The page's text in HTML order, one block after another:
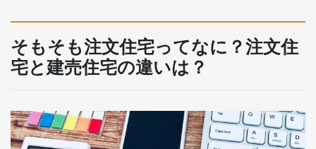
そもそも注文住宅ってなに？注文住
宅と建売住宅の違いは？